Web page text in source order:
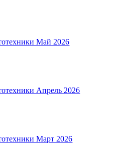
Май 2026
Апрель 2026
Март 2026